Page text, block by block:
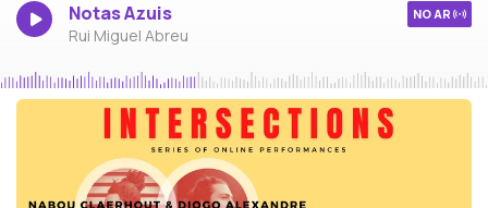
Notas Azuis
Rui Miguel Abreu
NO AR